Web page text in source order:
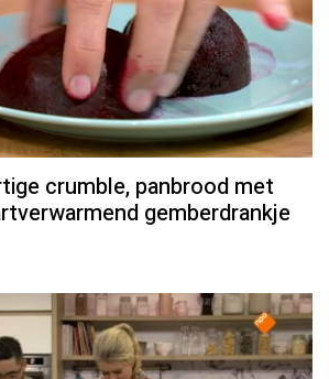
crumble, panbrood met
gemberdrankje